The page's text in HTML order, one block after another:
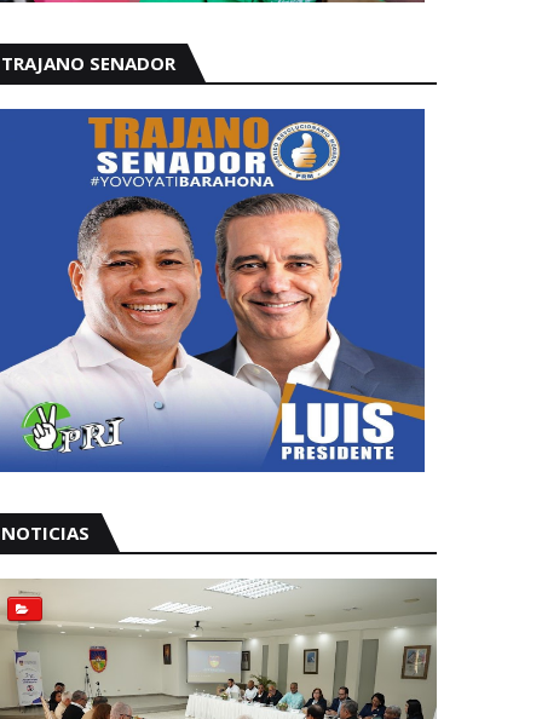
TRAJANO SENADOR
NOTICIAS